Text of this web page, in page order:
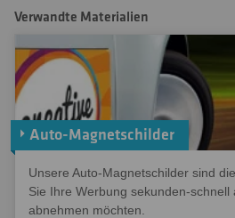
Verwandte Materialien
Auto-Magnetschilder
Unsere Auto-Magnetschilder sind
Sie Ihre Werbung sekunden-schnell
abnehmen möchten.